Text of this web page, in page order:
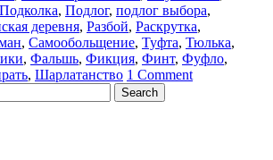
Подколка, Подлог, подлог выбора,
деревня, Разбой, Раскрутка,
, Самообольщение, Туфта, Тюлька,
, Фальшь, Фикция, Финт, Фуфло,
, Шарлатанство 1 Comment